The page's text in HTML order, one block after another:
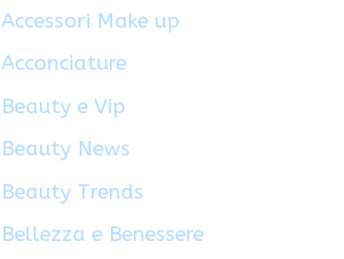
Accessori Make up
Acconciature
Beauty e Vip
Beauty News
Beauty Trends
Bellezza e Benessere